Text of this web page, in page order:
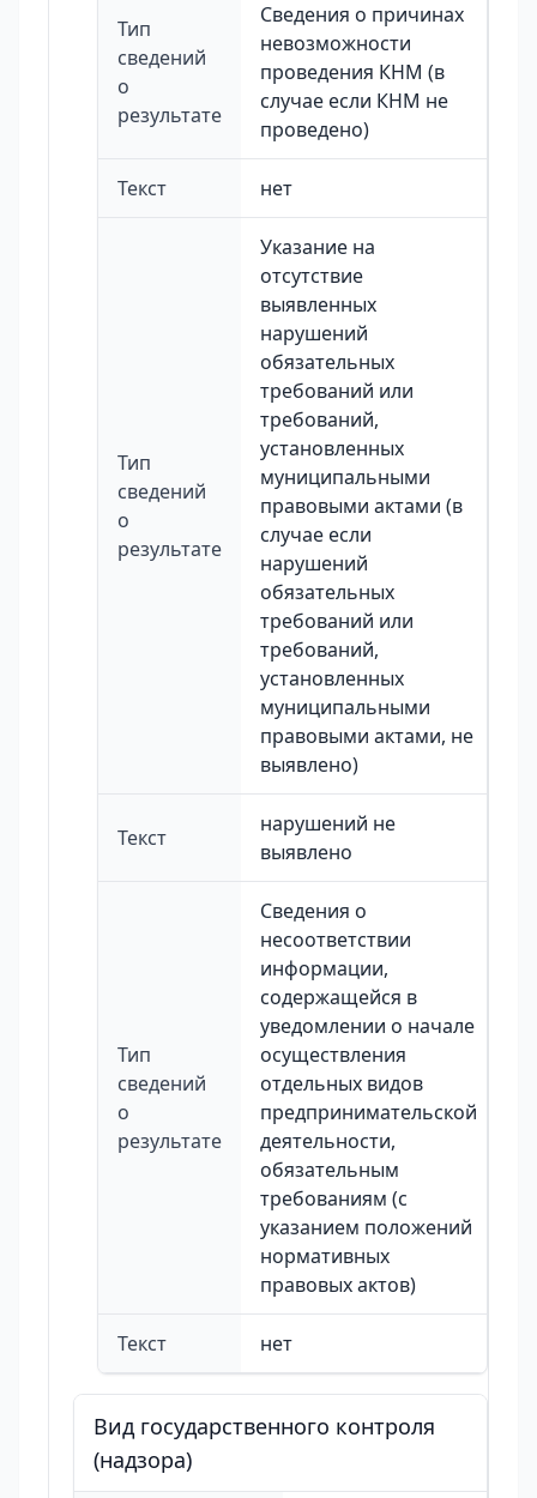
Тип
сведений
о
результате
Сведения о причинах
невозможности
проведения КНМ (в
случае если КНМ не
проведено)
Текст нет
Тип
сведений
о
результате
Указание на
отсутствие
выявленных
нарушений
обязательных
требований или
требований,
установленных
муниципальными
правовыми актами (в
случае если
нарушений
обязательных
требований или
требований,
установленных
муниципальными
правовыми актами, не
выявлено)
Текст
нарушений не
выявлено
Тип
сведений
о
результате
Сведения о
несоответствии
информации,
содержащейся в
уведомлении о начале
осуществления
отдельных видов
предпринимательской
деятельности,
обязательным
требованиям (с
указанием положений
нормативных
правовых актов)
Текст нет
Вид государственного контроля
(надзора)